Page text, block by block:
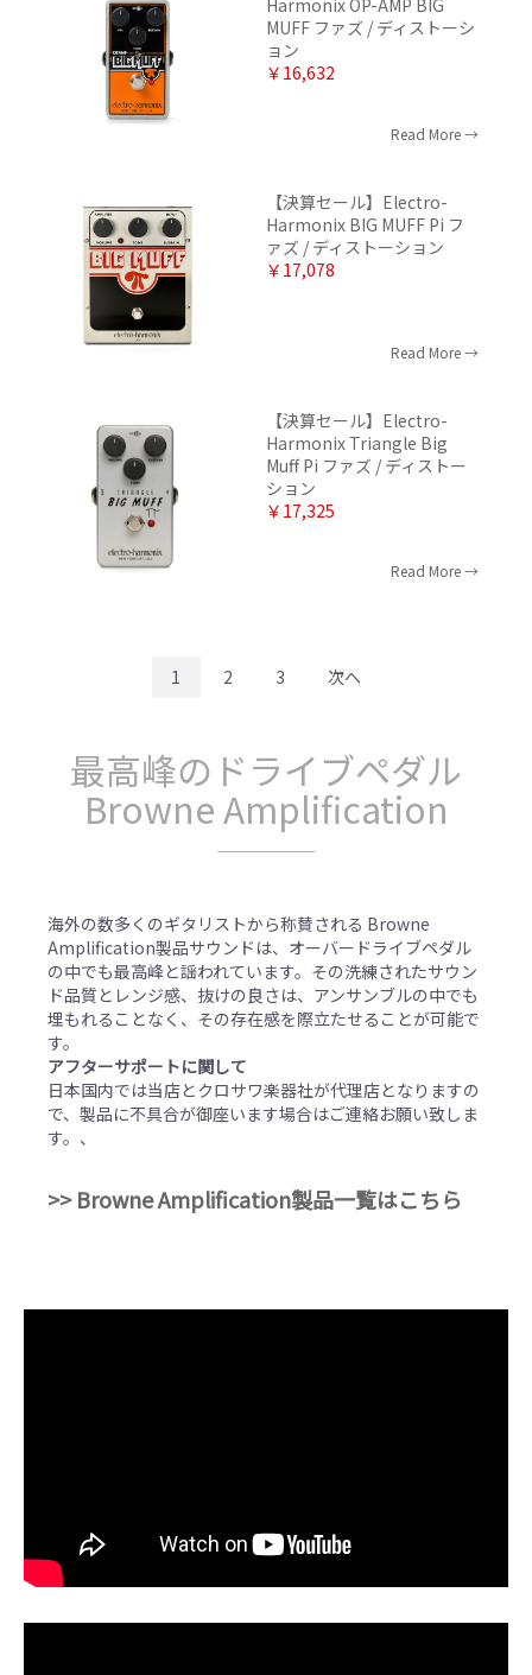
Harmonix OP-AMP BIG
MUFF ファズ / ディストーシ
ョン
￥16,632
Read More
【決算セール】Electro-
Harmonix BIG MUFF Pi フ
ァズ / ディストーション
￥17,078
Read More
【決算セール】Electro-
Harmonix Triangle Big
Muff Pi ファズ / ディストー
ション
￥17,325
Read More
1 2 3 次へ
最高峰のドライブペダル
Browne Amplification
海外の数多くのギタリストから称賛される Browne
Amplification製品サウンドは、オーバードライブペダル
の中でも最高峰と謡われています。その洗練されたサウン
ド品質とレンジ感、抜けの良さは、アンサンブルの中でも
埋もれることなく、その存在感を際立たせることが可能で
す。
アフターサポートに関して
日本国内では当店とクロサワ楽器社が代理店となりますの
で、製品に不具合が御座います場合はご連絡お願い致しま
す。、
>> Browne Amplification製品一覧はこちら